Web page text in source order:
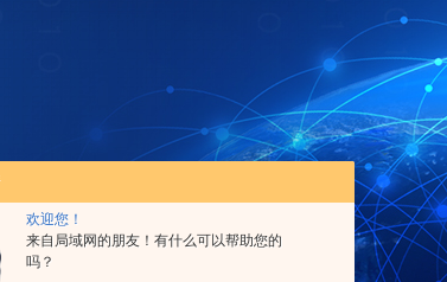
欢迎您！
来自局域网的朋友！有什么可以帮助您的
吗？